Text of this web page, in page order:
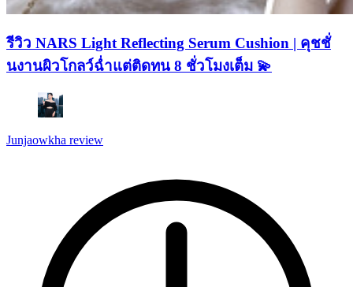
รีวิว NARS Light Reflecting Serum Cushion | คุชชั่
นงานผิวโกลว์ฉ่ำแต่ติดทน 8 ชั่วโมงเต็ม 💫
Junjaowkha review